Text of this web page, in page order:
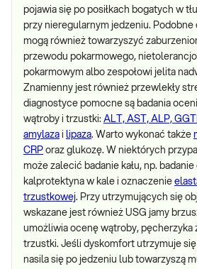
pojawia się po posiłkach bogatych w
przy nieregularnym jedzeniu.
mogą również towarzyszyć
przewodu pokarmowego,
pokarmowym albo zespołowi jelita
Znamienny jest również przewlekły
diagnostyce pomocne są badania
wątroby i trzustki: ALT, AST, ALP,
amylaza i lipaza. Warto wykonać także
CRP oraz glukozę. W niektórych
może zalecić badanie kału, np. badanie
kalprotektyna w kale i oznaczenie
trzustkowej. Przy utrzymujących się
wskazane jest również USG jamy
umożliwia ocenę wątroby, pęcherzyka
trzustki. Jeśli dyskomfort utrzymuje
nasila się po jedzeniu lub towarzyszą